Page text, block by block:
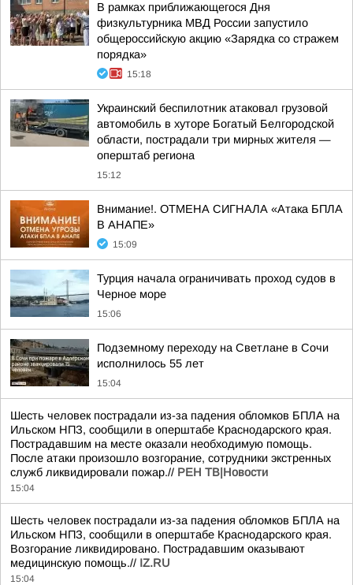
В рамках приближающегося Дня
физкультурника МВД России запустило
общероссийскую акцию «Зарядка со стражем
порядка»
15:18
Украинский беспилотник атаковал грузовой
автомобиль в хуторе Богатый Белгородской
области, пострадали три мирных жителя —
оперштаб региона
15:12
Внимание!. ОТМЕНА СИГНАЛА «Атака БПЛА
В АНАПЕ»
15:09
Турция начала ограничивать проход судов в
Черное море
15:06
Подземному переходу на Светлане в Сочи
исполнилось 55 лет
15:04
Шесть человек пострадали из-за падения обломков БПЛА на
Ильском НПЗ, сообщили в оперштабе Краснодарского края.
Пострадавшим на месте оказали необходимую помощь.
После атаки произошло возгорание, сотрудники экстренных
служб ликвидировали пожар.// РЕН ТВ|Новости
15:04
Шесть человек пострадали из-за падения обломков БПЛА на
Ильском НПЗ, сообщили в оперштабе Краснодарского края.
Возгорание ликвидировано. Пострадавшим оказывают
медицинскую помощь.// IZ.RU
15:04